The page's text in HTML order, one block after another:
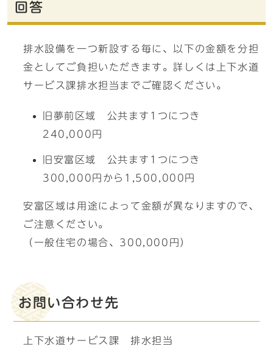
回答
排水設備を一つ新設する毎に、以下の金額を分担
金としてご負担いただきます。詳しくは上下水道
サービス課排水担当までご確認ください。
旧夢前区域 公共ます1つにつき
240,000円
旧安富区域 公共ます1つにつき
300,000円から1,500,000円
安富区域は用途によって金額が異なりますので、
ご注意ください。
（一般住宅の場合、300,000円）
お問い合わせ先
上下水道サービス課 排水担当